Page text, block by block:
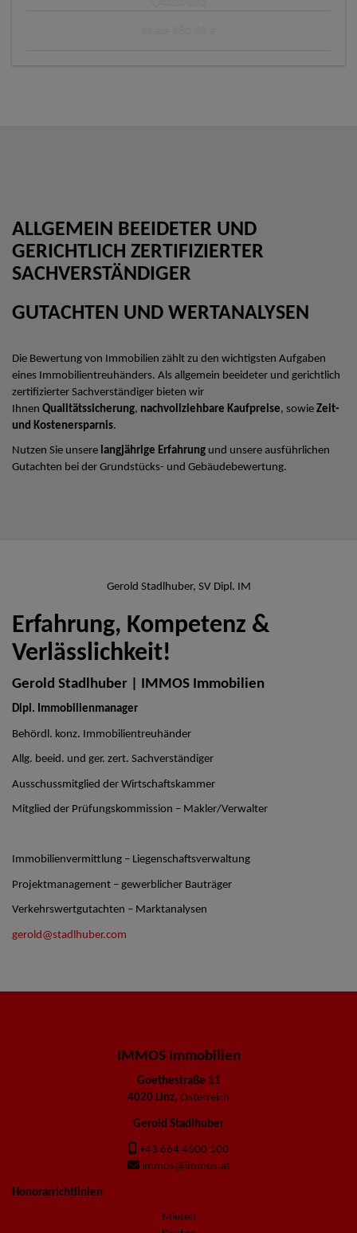
ALLGEMEIN BEEIDETER UND
GERICHTLICH ZERTIFIZIERTER
SACHVERSTÄNDIGER
GUTACHTEN UND WERTANALYSEN
Die Bewertung von Immobilien zählt zu den wichtigsten Aufgaben
eines Immobilientreuhänders. Als allgemein beeideter und gerichtlich
zertifizierter Sachverständiger bieten wir
Ihnen Qualitätssicherung, nachvollziehbare Kaufpreise, sowie Zeit-
und Kostenersparnis.
Nutzen Sie unsere langjährige Erfahrung und unsere ausführlichen
Gutachten bei der Grundstücks- und Gebäudebewertung.
Gerold Stadlhuber, SV Dipl. IM
Erfahrung, Kompetenz &
Verlässlichkeit!
Gerold Stadlhuber | IMMOS Immobilien
Dipl. Immobilienmanager
Behördl. konz. Immobilientreuhänder
Allg. beeid. und ger. zert. Sachverständiger
Ausschussmitglied der Wirtschaftskammer
Mitglied der Prüfungskommission – Makler/Verwalter
Immobilienvermittlung – Liegenschaftsverwaltung
Projektmanagement – gewerblicher Bauträger
Verkehrswertgutachten – Marktanalysen
gerold@stadlhuber.com
IMMOS Immobilien
Goethestraße 11
4020 Linz, Österreich
Gerold Stadlhuber
+43 664 4600 100
immos@immos.at
Honorarrichtlinien
Mieten